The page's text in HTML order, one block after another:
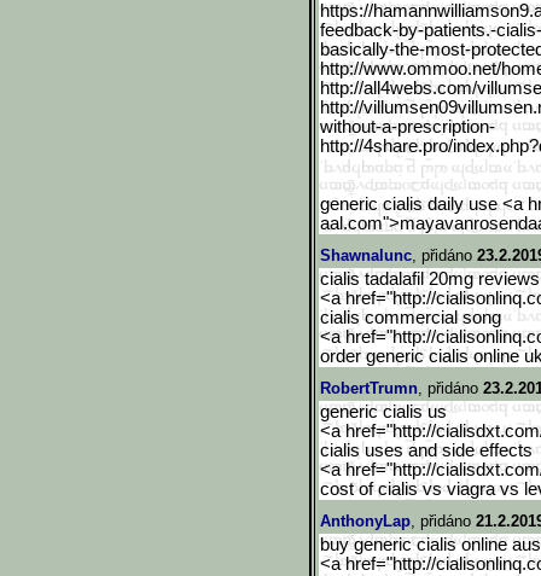
https://hamannwilliamson9
feedback-by-patients.-c
basically-the-most-pr
http://www.ommoo.net/
http://all4webs.com/villu
http://villumsen09villums
without-a-prescription-
http://4share.pro/index.p
generic cialis daily use <a
Shawnalunc, přidáno
cialis tadalafil 20mg reviews
<a href="http://
cialis commercial song
<a href="http://
order generic cialis online
RobertTrumn, přidáno
generic cialis us
<a href="http://
cialis uses and side effects
<a href="http://
cost of cialis vs viagra vs
AnthonyLap, přidáno
buy generic cialis online
<a href="http://